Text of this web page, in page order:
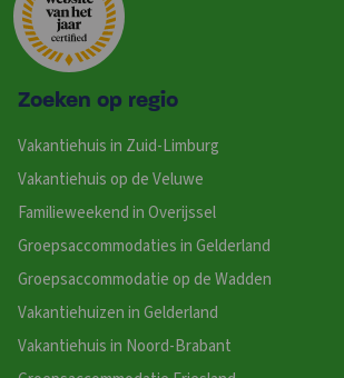
Zoeken op regio
Vakantiehuis in Zuid-Limburg
Vakantiehuis op de Veluwe
Familieweekend in Overijssel
Groepsaccommodaties in Gelderland
Groepsaccommodatie op de Wadden
Vakantiehuizen in Gelderland
Vakantiehuis in Noord-Brabant